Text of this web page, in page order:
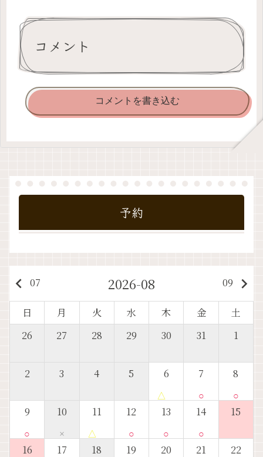
コメント
コメントを書き込む
予約
keyboard_arrow_left 07 2026-08 09 keyboard_arrow_right
日 月 火 水 木 金
土
26
27 28 29 30 31 1
2 3 4 5 6
△
7
○
8
○
9
○
10
×
11
△
12
○
13
○
14
○
15
16 17 18 19 20 21 22